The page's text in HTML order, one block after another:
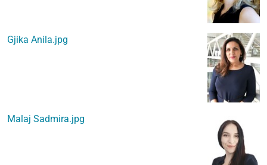
Gjika Anila.jpg
Malaj Sadmira.jpg